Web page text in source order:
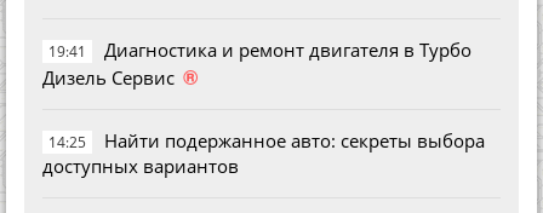
19:41
Диагностика и ремонт двигателя в Турбо
Дизель Сервис ®
14:25
Найти подержанное авто: секреты выбора
доступных вариантов